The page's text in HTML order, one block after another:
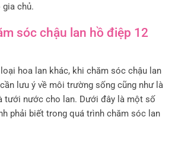
chủ.
sóc chậu lan hồ điệp 12
hoa lan khác, khi chăm sóc chậu lan
lưu ý về môi trường sống cũng như là
tưới nước cho lan. Dưới đây là một số
phải biết trong quá trình chăm sóc lan